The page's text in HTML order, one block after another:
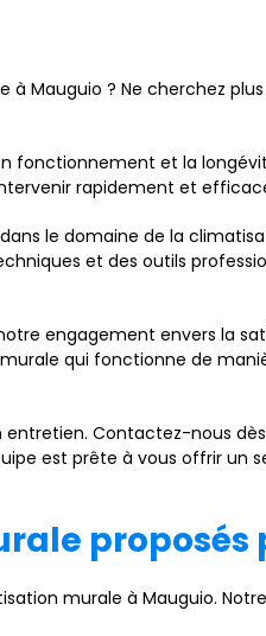
Mauguio ? Ne cherchez
fonctionnement et la
rapidement et
le domaine de la
et des outils
engagement envers la
qui fonctionne de
entretien. Contactez-nous
est prête à vous offrir un
proposés
murale à Mauguio.